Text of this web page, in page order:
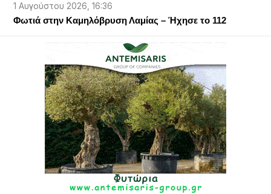
1 Αυγούστου 2026, 16:36
Φωτιά στην Καμηλόβρυση Λαμίας – Ήχησε το 112